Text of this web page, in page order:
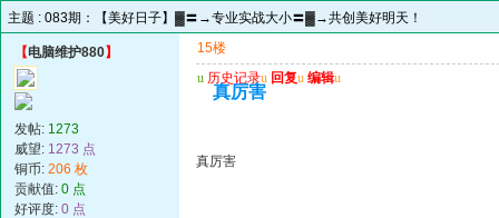
主题 : 083期：【美好日子】▓〓→专业实战大小〓▓→共创美好明天！
【电脑维护880】
发帖: 1273
威望: 1273 点
铜币: 206 枚
贡献值: 0 点
好评度: 0 点
15楼
u 历史记录u 回复u 编辑u
真厉害
真厉害